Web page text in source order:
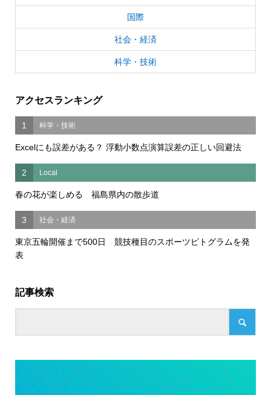
国際
社会・経済
科学・技術
アクセスランキング
1 科学・技術
Excelにも誤差がある？ 浮動小数点演算誤差の正しい回避法
2 Local
春の花が楽しめる 福島県内の散歩道
3 社会・経済
東京五輪開催まで500日 競技種目のスポーツピトグラムを発
表
記事検索